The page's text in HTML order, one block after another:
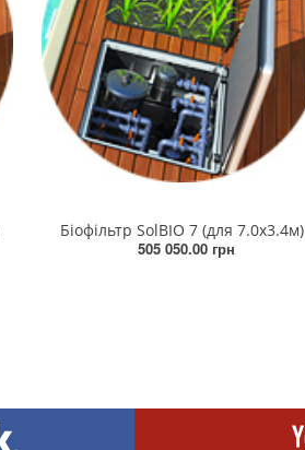
Біофільтр SolBIO 7 (для 7.0х3.4м)
505 050.00 грн